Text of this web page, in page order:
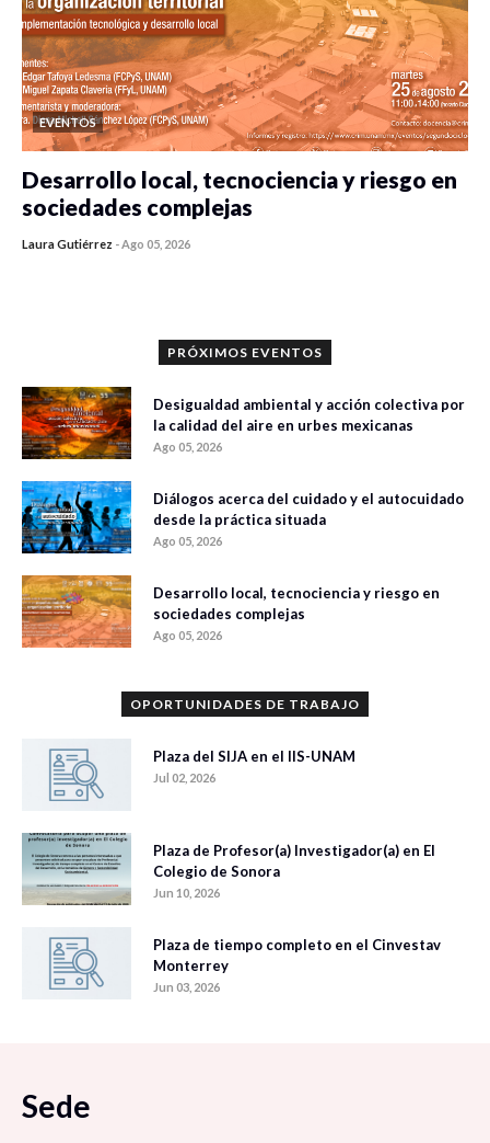
EVENTOS
Desarrollo local, tecnociencia y riesgo en
sociedades complejas
Laura Gutiérrez -Ago 05, 2026
PRÓXIMOS EVENTOS
Desigualdad ambiental y acción colectiva por
la calidad del aire en urbes mexicanas
Ago 05, 2026
Diálogos acerca del cuidado y el autocuidado
desde la práctica situada
Ago 05, 2026
Desarrollo local, tecnociencia y riesgo en
sociedades complejas
Ago 05, 2026
OPORTUNIDADES DE TRABAJO
Plaza del SIJA en el IIS-UNAM
Jul 02, 2026
Plaza de Profesor(a) Investigador(a) en El
Colegio de Sonora
Jun 10, 2026
Plaza de tiempo completo en el Cinvestav
Monterrey
Jun 03, 2026
Sede